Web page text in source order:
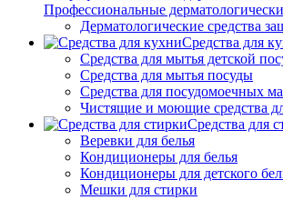
Профессиональные
Дерматологические средства
Средства для
Средства для мытья детской
Средства для мытья посуды
Средства для посудомоечных
Чистящие и моющие средства
Средства для
Веревки для белья
Кондиционеры для белья
Кондиционеры для детского
Мешки для стирки